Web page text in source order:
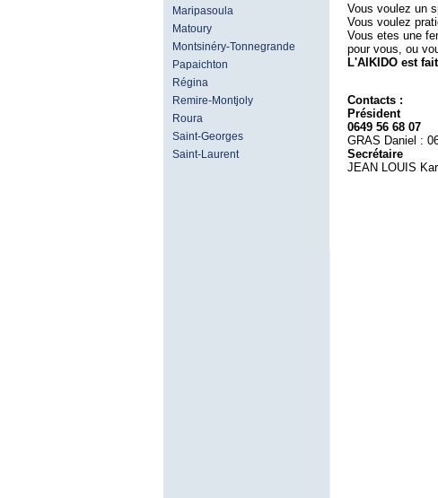
Maripasoula
Matoury
Montsinéry-Tonnegrande
Papaichton
Régina
Remire-Montjoly
Roura
Saint-Georges
Saint-Laurent
Vous voulez un
Vous voulez
Vous etes une
pour vous, ou
L'AIKIDO est
Contacts :
Président
0649 56 68 07
GRAS Daniel :
Secrétaire
JEAN LOUIS